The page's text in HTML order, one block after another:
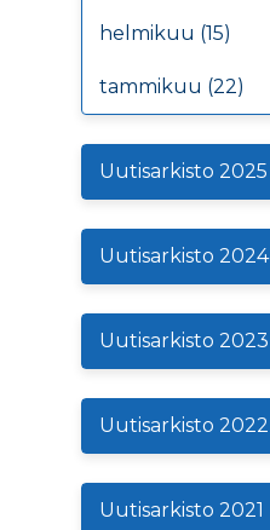
helmikuu (15)
tammikuu (22)
Uutisarkisto 2025
Uutisarkisto 2024
Uutisarkisto 2023
Uutisarkisto 2022
Uutisarkisto 2021